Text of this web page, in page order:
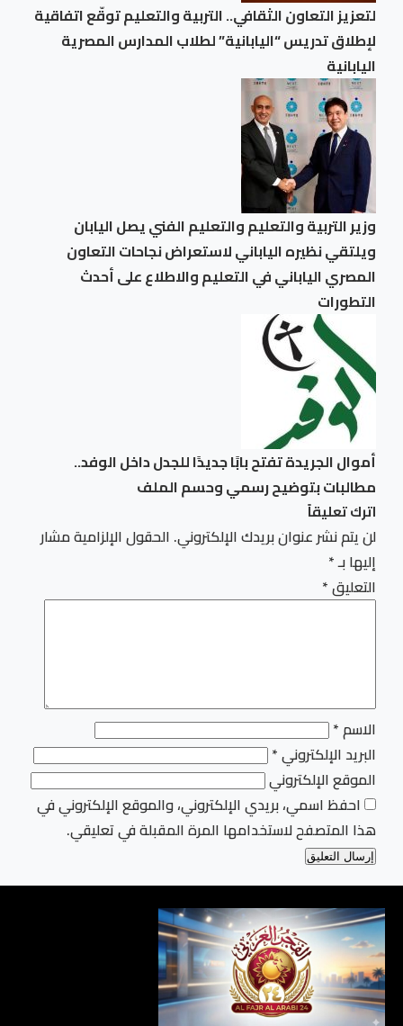
لتعزيز التعاون الثقافي.. التربية والتعليم توقّع اتفاقية
لإطلاق تدريس “اليابانية” لطلاب المدارس المصرية
اليابانية
وزير التربية والتعليم والتعليم الفني يصل اليابان
ويلتقي نظيره الياباني لاستعراض نجاحات التعاون
المصري الياباني في التعليم والاطلاع على أحدث
التطورات
أموال الجريدة تفتح بابًا جديدًا للجدل داخل الوفد..
مطالبات بتوضيح رسمي وحسم الملف
اترك تعليقاً
لن يتم نشر عنوان بريدك الإلكتروني. الحقول الإلزامية مشار
إليها بـ*
التعليق*
الاسم*
البريد الإلكتروني*
الموقع الإلكتروني
احفظ اسمي، بريدي الإلكتروني، والموقع الإلكتروني في
هذا المتصفح لاستخدامها المرة المقبلة في تعليقي.